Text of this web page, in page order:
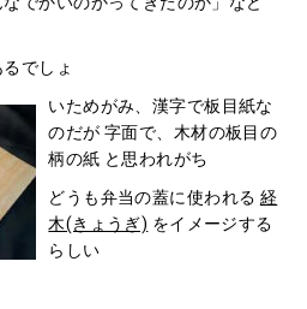
でしょ
いためがみ、漢字で板目紙な
のだが 字面で、木材の板目の
柄の紙 と思われがち
どうも弁当の蓋に使われる 経
木(きょうぎ) をイメージする
らしい